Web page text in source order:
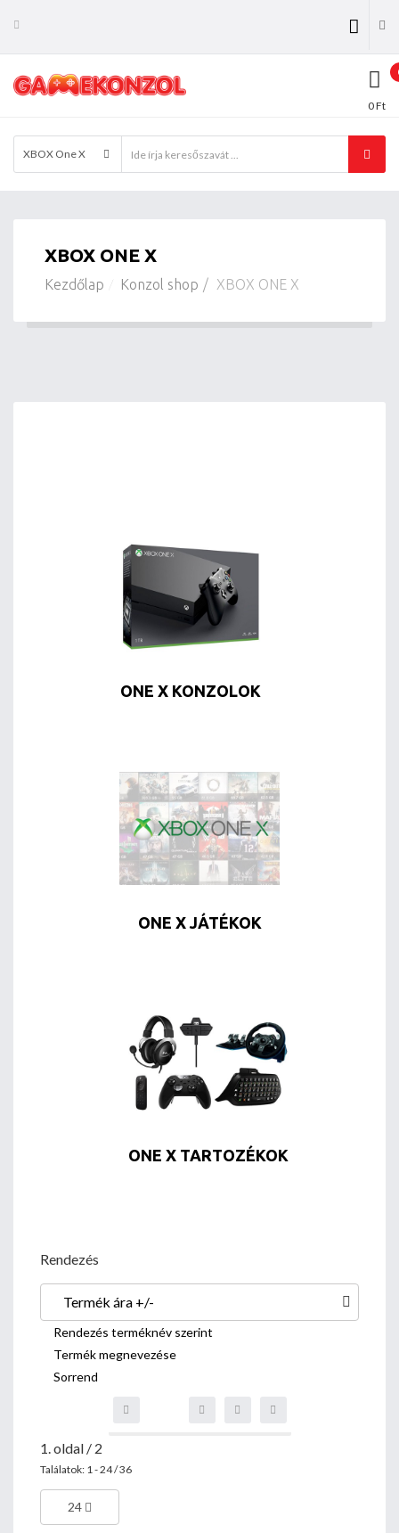
0 Ft
XBOX One X
XBOX ONE X
Kezdőlap Konzol shop XBOX ONE X
ONE X KONZOLOK
ONE X JÁTÉKOK
ONE X TARTOZÉKOK
Rendezés
Termék ára +/-
Rendezés terméknév szerint
Termék megnevezése
Sorrend
1. oldal / 2
Találatok: 1 - 24 / 36
24